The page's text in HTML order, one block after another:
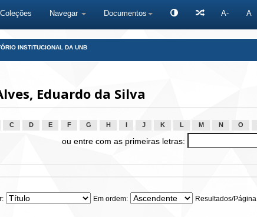
Navegar Documentos A- A
INSTITUCIONAL DA UNB
Eduardo da Silva
C D E F G H J K L M N O
ou entre com as primeiras letras:
Em ordem: Resultados/Página